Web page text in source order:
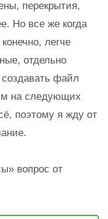
перекрытия,
Но все же когда
легче
отдельно
файл
на следующих
поэтому я жду от
вопрос от